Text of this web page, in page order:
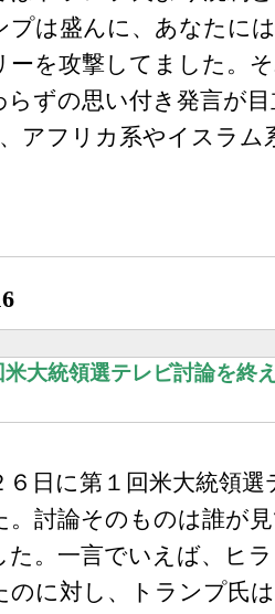
プは盛んに、あなたに
ーを攻撃してました。
らずの思い付き発言が
アフリカ系やイスラ
米大統領選テレビ討論を終
６日に第１回米大統領
。討論そのものは誰が
た。一言でいえば、ヒ
のに対し、トランプ氏